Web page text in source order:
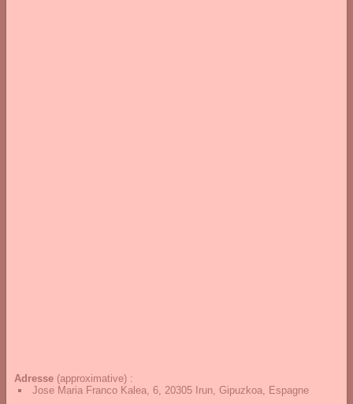
Adresse (approximative) :
Jose Maria Franco Kalea, 6, 20305 Irun, Gipuzkoa, Espagne